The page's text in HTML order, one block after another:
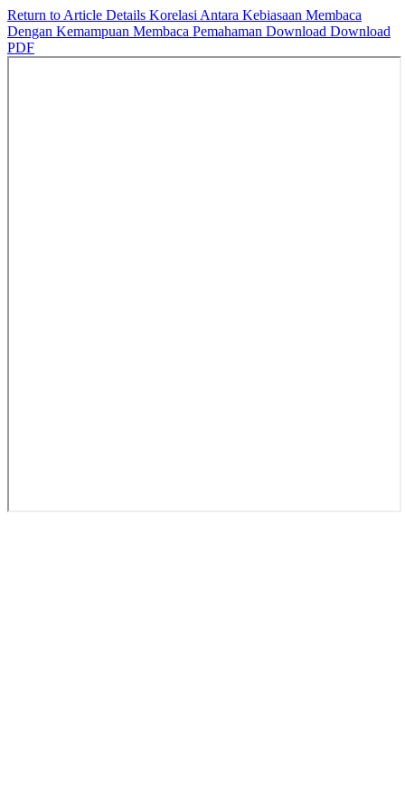
Return to Article Details Korelasi Antara Kebiasaan Membaca
Dengan Kemampuan Membaca Pemahaman Download Download
PDF